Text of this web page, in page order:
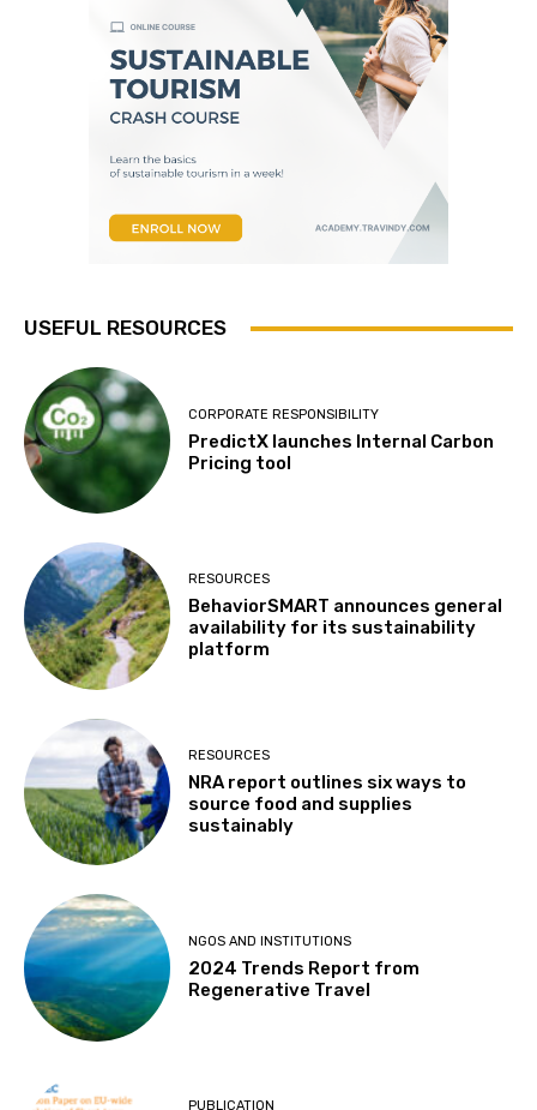
USEFUL RESOURCES
CORPORATE RESPONSIBILITY
PredictX launches Internal Carbon
Pricing tool
RESOURCES
BehaviorSMART announces general
availability for its sustainability
platform
RESOURCES
NRA report outlines six ways to
source food and supplies
sustainably
NGOS AND INSTITUTIONS
2024 Trends Report from
Regenerative Travel
PUBLICATION